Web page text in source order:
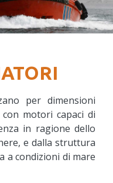
per dimensioni
motori capaci di
in ragione dello
e dalla struttura
a condizioni di mare